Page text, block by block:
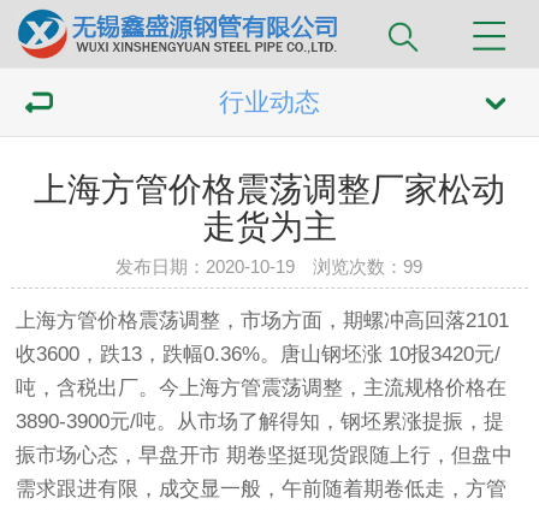
行业动态
上海方管价格震荡调整厂家松动
走货为主
发布日期：2020-10-19 浏览次数： 99
上海方管价格震荡调整，市场方面，期螺冲高回落2101
收3600，跌13，跌幅0.36%。唐山钢坯涨 10报3420元/
吨，含税出厂。今上海方管震荡调整，主流规格价格在
3890-3900元/吨。从市场了解得知，钢坯累涨提振，提
振市场心态，早盘开市 期卷坚挺现货跟随上行，但盘中
需求跟进有限，成交显一般，午前随着期卷低走，方管